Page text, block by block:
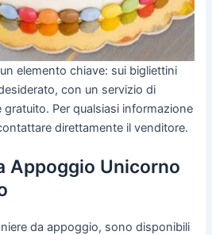
elemento chiave: sui bigliettini
con un servizio di
Per qualsiasi informazione
direttamente il venditore.
Appoggio Unicorno
da appoggio, sono disponibili